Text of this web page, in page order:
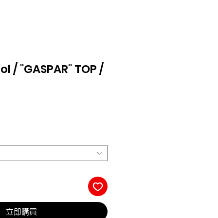
/ "GASPAR" TOP /
立即購買